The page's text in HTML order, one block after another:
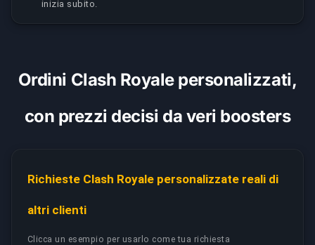
inizia subito.
Ordini Clash Royale personalizzati,
con prezzi decisi da veri boosters
Richieste Clash Royale personalizzate reali di
altri clienti
Clicca un esempio per usarlo come tua richiesta